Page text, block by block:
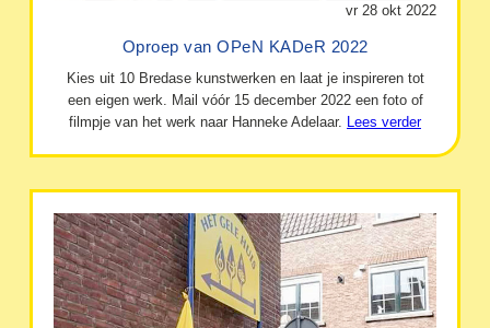
vr 28 okt 2022
Oproep van OPeN KADeR 2022
Kies uit 10 Bredase kunstwerken en laat je inspireren tot
een eigen werk. Mail vóór 15 december 2022 een foto of
filmpje van het werk naar Hanneke Adelaar.
Lees verder